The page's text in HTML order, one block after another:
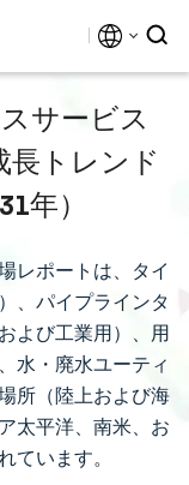
サービス
長トレンド
年）
レポートは、タイ
、パイプラインタ
よび工業用）、用
水・廃水ユーティ
所（陸上および海
太平洋、南米、お
ています。